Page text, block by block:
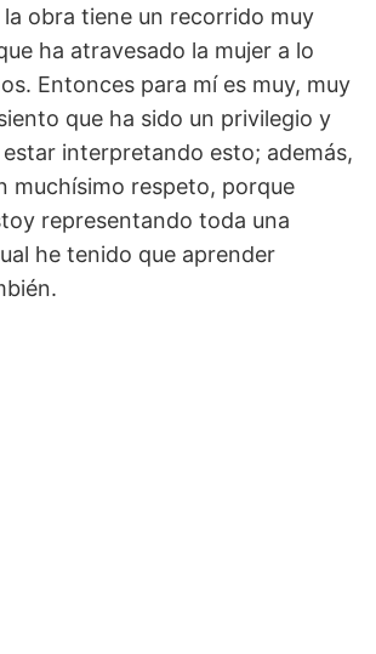
obra tiene un recorrido muy
ha atravesado la mujer a lo
Entonces para mí es muy, muy
que ha sido un privilegio y
interpretando esto; además,
muchísimo respeto, porque
representando toda una
he tenido que aprender